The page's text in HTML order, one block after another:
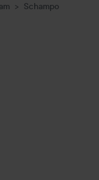
Schampo